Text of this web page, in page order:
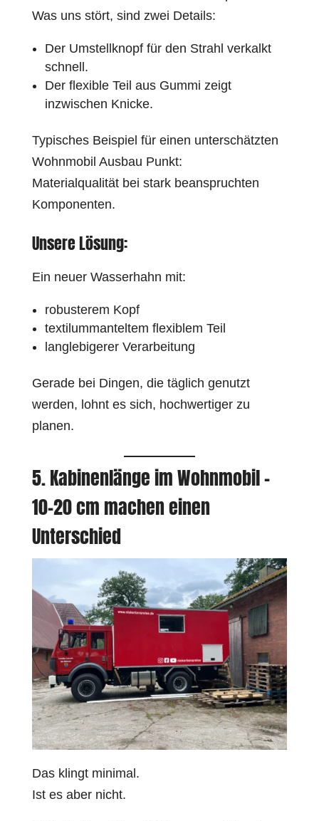
Was uns stört, sind zwei Details:
Der Umstellknopf für den Strahl verkalkt
schnell.
Der flexible Teil aus Gummi zeigt
inzwischen Knicke.
Typisches Beispiel für einen unterschätzten
Wohnmobil Ausbau Punkt:
Materialqualität bei stark beanspruchten
Komponenten.
Unsere Lösung:
Ein neuer Wasserhahn mit:
robusterem Kopf
textilummanteltem flexiblem Teil
langlebigerer Verarbeitung
Gerade bei Dingen, die täglich genutzt
werden, lohnt es sich, hochwertiger zu
planen.
5. Kabinenlänge im Wohnmobil –
10–20 cm machen einen
Unterschied
Das klingt minimal.
Ist es aber nicht.